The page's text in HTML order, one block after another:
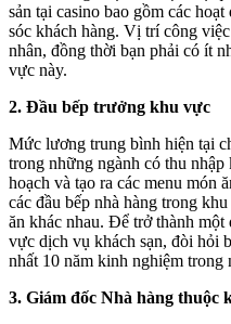
sản tại casino bao gồm các
sóc khách hàng. Vị trí công
nhân, đồng thời bạn phải có ít
vực này.
2. Đầu bếp trưởng khu vực
Mức lương trung bình hiện tại
trong những ngành có thu
hoạch và tạo ra các menu món
các đầu bếp nhà hàng trong
ăn khác nhau. Để trở thành
vực dịch vụ khách sạn, đòi hỏi
nhất 10 năm kinh nghiệm trong
3. Giám đốc Nhà hàng thuộc